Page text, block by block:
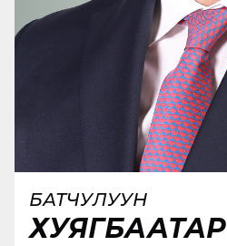
БАТЧУЛУУН
ХУЯГБААТАР